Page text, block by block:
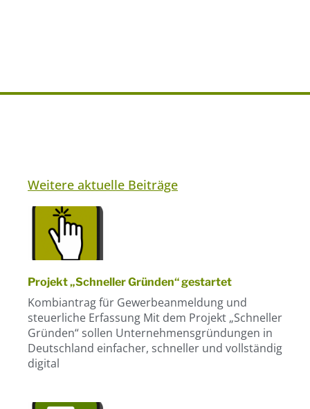
Weitere aktuelle Beiträge
Projekt „Schneller Gründen“ gestartet
Kombiantrag für Gewerbeanmeldung und
steuerliche Erfassung Mit dem Projekt „Schneller
Gründen“ sollen Unternehmensgründungen in
Deutschland einfacher, schneller und vollständig
digital